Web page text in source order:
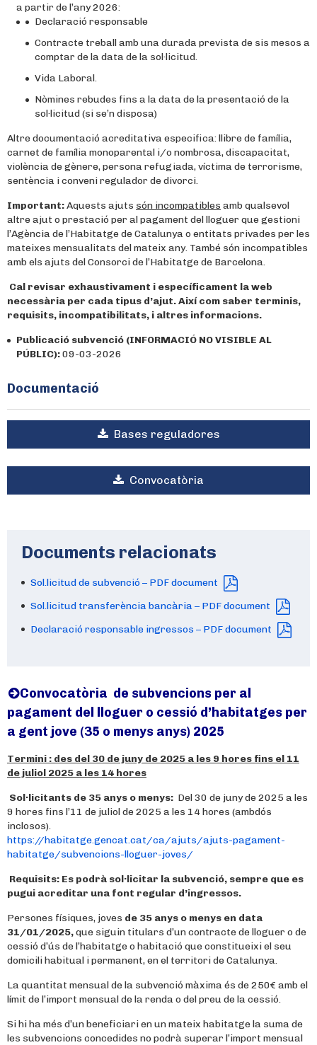
a partir de l’any 2026:
Declaració responsable
Contracte treball amb una durada prevista de sis mesos a
comptar de la data de la sol·licitud.
Vida Laboral.
Nòmines rebudes fins a la data de la presentació de la
sol·licitud (si se’n disposa)
Altre documentació acreditativa especifica: llibre de família,
carnet de família monoparental i/o nombrosa, discapacitat,
violència de gènere, persona refugiada, víctima de terrorisme,
sentència i conveni regulador de divorci.
Important:Aquests ajuts són incompatibles amb qualsevol
altre ajut o prestació per al pagament del lloguer que gestioni
l’Agència de l’Habitatge de Catalunya o entitats privades per les
mateixes mensualitats del mateix any. També són incompatibles
amb els ajuts del Consorci de l’Habitatge de Barcelona.
Cal revisar exhaustivament i específicament la web
necessària per cada tipus d’ajut. Així com saber terminis,
requisits, incompatibilitats, i altres informacions.
Publicació subvenció (INFORMACIÓ NO VISIBLE AL
PÚBLIC):09-03-2026
Documentació
Bases reguladores
Convocatòria
Documents relacionats
Sol.licitud de subvenció – PDF document
Sol.licitud transferència bancària – PDF document
Declaració responsable ingressos – PDF document
Convocatòria de subvencions per al
pagament del lloguer o cessió d’habitatges per
a gent jove (35 o menys anys) 2025
Termini : des del 30 de juny de 2025 a les 9 hores fins el 11
de juliol 2025 a les 14 hores
Sol·licitants de 35 anys o menys: Del 30 de juny de 2025 a les
9 hores fins l’11 de juliol de 2025 a les 14 hores (ambdós
inclosos).
https://habitatge.gencat.cat/ca/ajuts/ajuts-pagament-
habitatge/subvencions-lloguer-joves/
Requisits: Es podrà sol·licitar la subvenció, sempre que es
pugui acreditar una font regular d’ingressos.
Persones físiques, joves de 35 anys o menys en data
31/01/2025,que siguin titulars d’un contracte de lloguer o de
cessió d’ús de l’habitatge o habitació que constitueixi el seu
domicili habitual i permanent, en el territori de Catalunya.
La quantitat mensual de la subvenció màxima és de 250€ amb el
límit de l’import mensual de la renda o del preu de la cessió.
Si hi ha més d’un beneficiari en un mateix habitatge la suma de
les subvencions concedides no podrà superar l’import mensual